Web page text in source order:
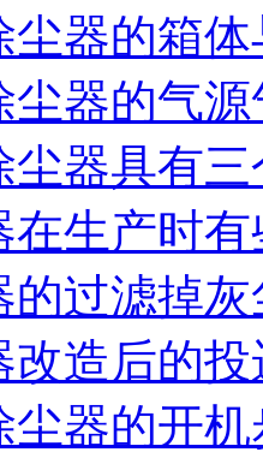
尘器的箱
尘器的气
尘器具有
在生产时
的过滤掉
改造后的
尘器的开机